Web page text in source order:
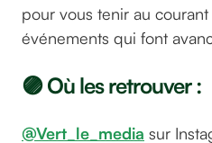
pour vous tenir au
événements qui font
🟣 Où les retrouver :
@Vert_le_media sur